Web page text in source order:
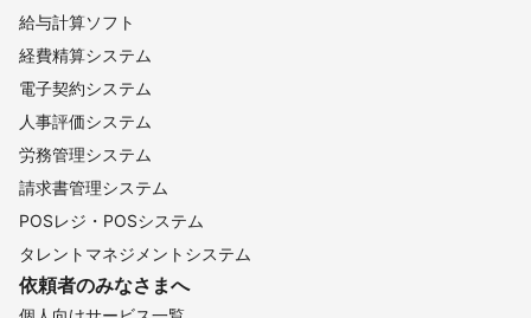
給与計算ソフト
経費精算システム
電子契約システム
人事評価システム
労務管理システム
請求書管理システム
POSレジ・POSシステム
タレントマネジメントシステム
依頼者のみなさまへ